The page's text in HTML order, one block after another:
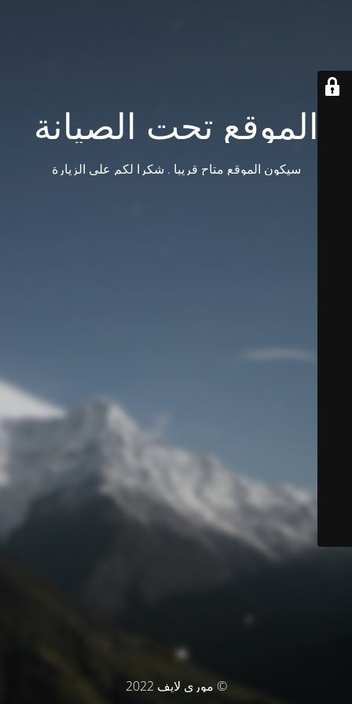
الموقع تحت الصيانة
سيكون الموقع متاح قريبا . شكرا لكم على الزيارة
© موري لايف 2022